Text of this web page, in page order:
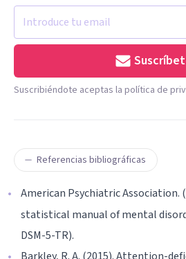
Suscribiéndote aceptas la política de
Referencias bibliográficas
American Psychiatric Association.
statistical manual of mental
DSM-5-TR).